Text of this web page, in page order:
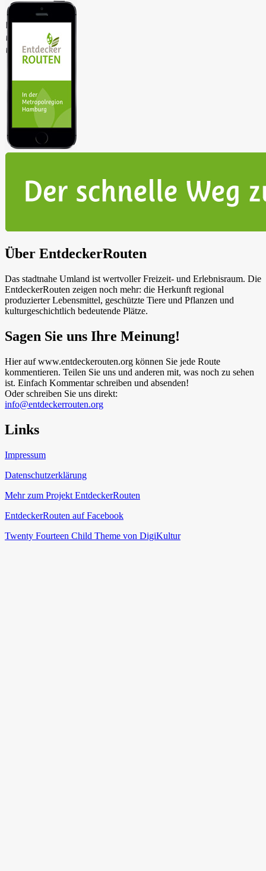
Über EntdeckerRouten
Das stadtnahe Umland ist wertvoller Freizeit- und Erlebnisraum. Die
EntdeckerRouten zeigen noch mehr: die Herkunft regional
produzierter Lebensmittel, geschützte Tiere und Pflanzen und
kulturgeschichtlich bedeutende Plätze.
Sagen Sie uns Ihre Meinung!
Hier auf www.entdeckerouten.org können Sie jede Route
kommentieren. Teilen Sie uns und anderen mit, was noch zu sehen
ist. Einfach Kommentar schreiben und absenden!
Oder schreiben Sie uns direkt:
info@entdeckerrouten.org
Links
Impressum
Datenschutzerklärung
Mehr zum Projekt EntdeckerRouten
EntdeckerRouten auf Facebook
Twenty Fourteen Child Theme von DigiKultur